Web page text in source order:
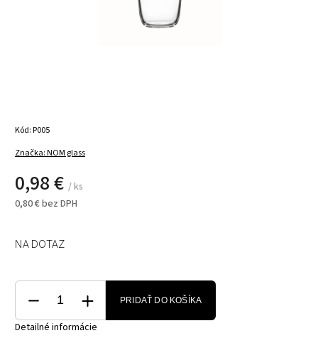
Kód:P005
Značka:NOM glass
0,98 € / ks
0,80 € bez DPH
NA DOTAZ
PRIDAŤ DO KOŠÍKA
Detailné informácie